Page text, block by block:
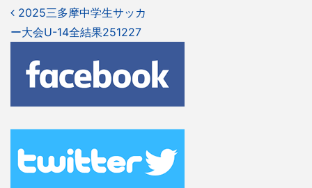
投
稿
ナ
ビ
ゲ
ー
シ
2025三多摩中学生サッカ
ー大会U-14全結果251227